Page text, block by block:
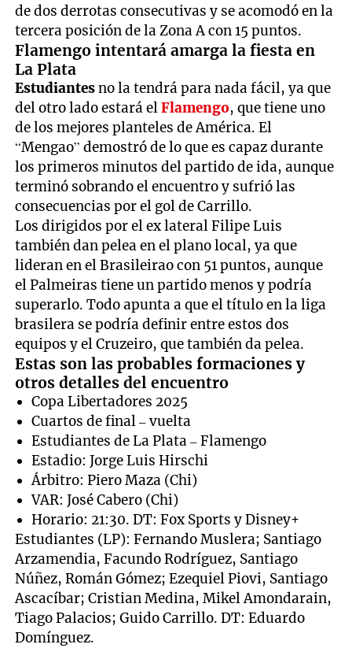
de dos derrotas consecutivas y se acomodó en la
tercera posición de la Zona A con 15 puntos.
Flamengo intentará amarga la fiesta en
La Plata
Estudiantesno la tendrá para nada fácil, ya que
del otro lado estará elFlamengo, que tiene uno
de los mejores planteles de América. El
“Mengao” demostró de lo que es capaz durante
los primeros minutos del partido de ida, aunque
terminó sobrando el encuentro y sufrió las
consecuencias por el gol de Carrillo.
Los dirigidos por el ex lateral Filipe Luis
también dan pelea en el plano local, ya que
lideran en el Brasileirao con 51 puntos, aunque
el Palmeiras tiene un partido menos y podría
superarlo. Todo apunta a que el título en la liga
brasilera se podría definir entre estos dos
equipos y el Cruzeiro, que también da pelea.
Estas son las probables formaciones y
otros detalles del encuentro
Copa Libertadores 2025
Cuartos de final – vuelta
Estudiantes de La Plata – Flamengo
Estadio: Jorge Luis Hirschi
Árbitro: Piero Maza (Chi)
VAR: José Cabero (Chi)
Horario: 21:30. DT: Fox Sports y Disney+
Estudiantes (LP): Fernando Muslera; Santiago
Arzamendia, Facundo Rodríguez, Santiago
Núñez, Román Gómez; Ezequiel Piovi, Santiago
Ascacíbar; Cristian Medina, Mikel Amondarain,
Tiago Palacios; Guido Carrillo. DT: Eduardo
Domínguez.